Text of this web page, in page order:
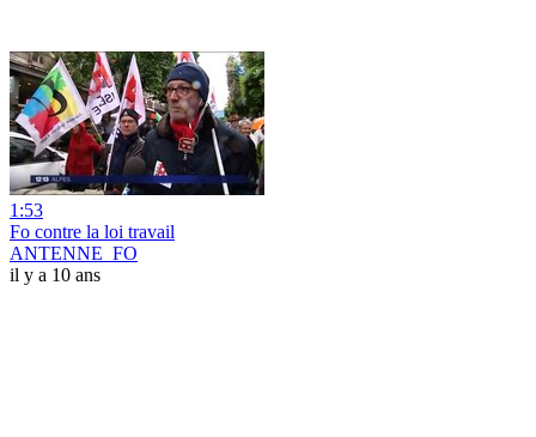
1:53
Fo contre la loi travail
ANTENNE_FO
il y a 10 ans